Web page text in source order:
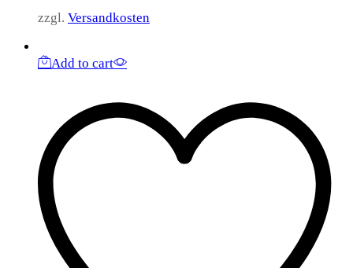
zzgl. Versandkosten
Add to cart